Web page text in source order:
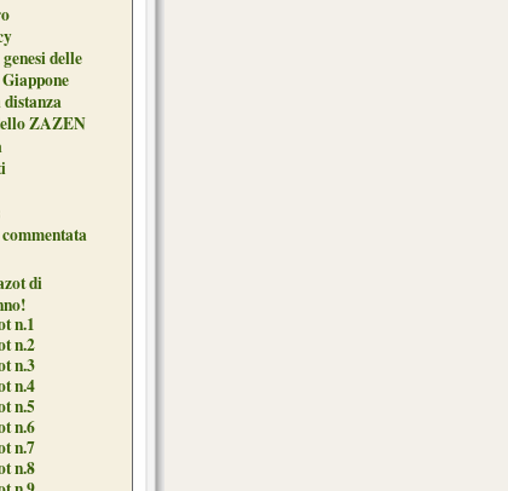
delle
distanza
ZAZEN
di
n.1
n.2
n.3
n.4
n.5
n.6
n.7
n.8